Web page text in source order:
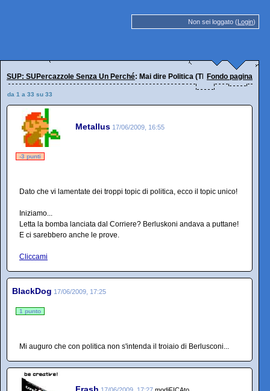
Non sei loggato (Login)
SUP: SUPercazzole Senza Un Perché: Mai dire Politica (Thread Unico sulla
Fondo pagina
da 1 a 33 su 33
Metallus 17/06/2009, 16:55
-3 punti
Dato che vi lamentate dei troppi topic di politica, ecco il topic unico!
Iniziamo...
Letta la bomba lanciata dal Corriere? Berluskoni andava a puttane!
E ci sarebbero anche le prove.
Cliccami
BlackDog 17/06/2009, 17:25
1 punto
Mi auguro che con politica non s'intenda il troiaio di Berlusconi...
Frash